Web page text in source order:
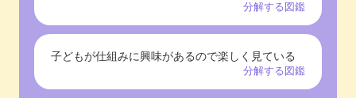
分解する図鑑
子どもが仕組みに興味があるので楽しく見ている
分解する図鑑